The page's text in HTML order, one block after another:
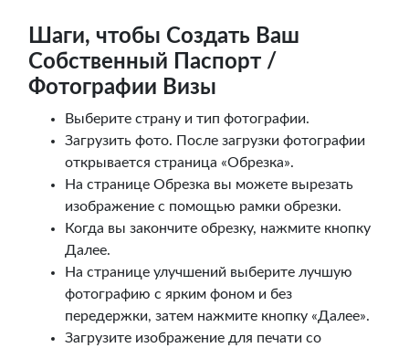
Шаги, чтобы Создать Ваш
Собственный Паспорт /
Фотографии Визы
Выберите страну и тип фотографии.
Загрузить фото. После загрузки фотографии
открывается страница «Обрезка».
На странице Обрезка вы можете вырезать
изображение с помощью рамки обрезки.
Когда вы закончите обрезку, нажмите кнопку
Далее.
На странице улучшений выберите лучшую
фотографию с ярким фоном и без
передержки, затем нажмите кнопку «Далее».
Загрузите изображение для печати со